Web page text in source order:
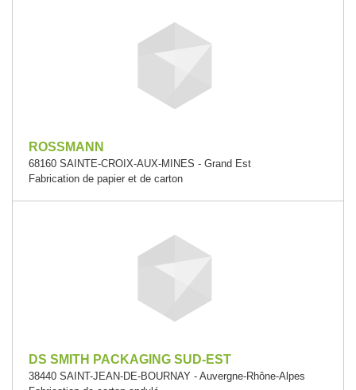
ROSSMANN
68160 SAINTE-CROIX-AUX-MINES - Grand Est
Fabrication de papier et de carton
DS SMITH PACKAGING SUD-EST
38440 SAINT-JEAN-DE-BOURNAY - Auvergne-Rhône-Alpes